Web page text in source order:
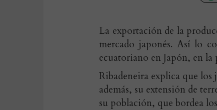
La exportación de la
mercado japonés. Así lo
ecuatoriano en Japón, en
Ribadeneira explica que los
además, su extensión de
su población, que bordea